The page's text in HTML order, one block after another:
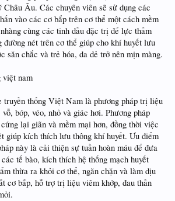
Châu Âu. Các chuyên viên sẽ sử dụng các
vào các cơ bắp trên cơ thể một cách mềm
cùng các tinh dầu đặc trị để lực thấm
đường nét trên cơ thể giúp cho khí huyết lưu
săn chắc và trẻ hóa, da dẻ trở nên mịn màng.
việt nam
truyền thống Việt Nam là phương pháp trị liệu
bóp, véo, nhỏ và giác hơi. Phương pháp
lại giãn và mềm mại hơn, đồng thời việc
giúp kích thích lưu thông khí huyết. Ưu điểm
này là cải thiện sự tuần hoàn máu để đưa
tế bào, kích thích hệ thống mạch huyết
thừa ra khỏi cơ thể, ngăn chặn và làm dịu
cơ bắp, hỗ trợ trị liệu viêm khớp, đau thần